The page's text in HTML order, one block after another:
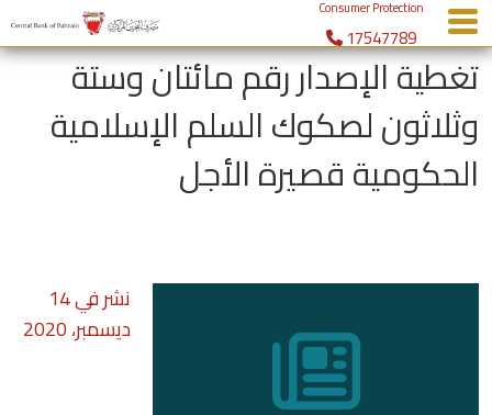
Consumer Protection
17547789menu
تغطية الإصدار رقم مائتان وستة
وثلاثون لصكوك السلم الإسلامية
الحكومية قصيرة الأجل
نشر في14
ديسمبر، 2020